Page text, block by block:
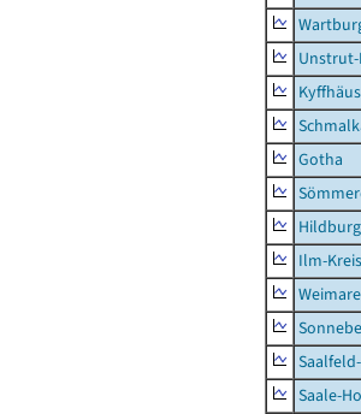
Gotha
Ilm-Kreis
Saale-